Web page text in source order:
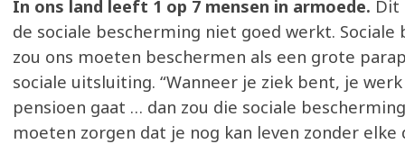
In ons land leeft 1 op 7 mensen in armoede. Dit
de sociale bescherming niet goed werkt. Sociale
zou ons moeten beschermen als een grote
sociale uitsluiting. “Wanneer je ziek bent, je
pensioen gaat … dan zou die sociale
moeten zorgen dat je nog kan leven zonder elke